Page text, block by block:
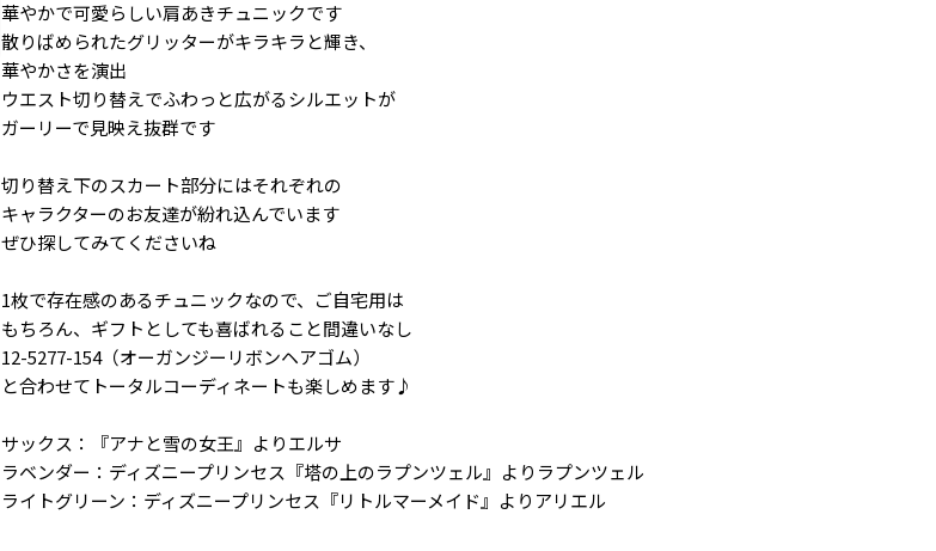
華やかで可愛らしい肩あきチュニックです
散りばめられたグリッターがキラキラと輝き、
華やかさを演出
ウエスト切り替えでふわっと広がるシルエットが
ガーリーで見映え抜群です
切り替え下のスカート部分にはそれぞれの
キャラクターのお友達が紛れ込んでいます
ぜひ探してみてくださいね
1枚で存在感のあるチュニックなので、ご自宅用は
もちろん、ギフトとしても喜ばれること間違いなし
12-5277-154（オーガンジーリボンヘアゴム）
と合わせてトータルコーディネートも楽しめます♪
サックス：『アナと雪の女王』よりエルサ
ラベンダー：ディズニープリンセス『塔の上のラプンツェル』よりラプンツェル
ライトグリーン：ディズニープリンセス『リトルマーメイド』よりアリエル